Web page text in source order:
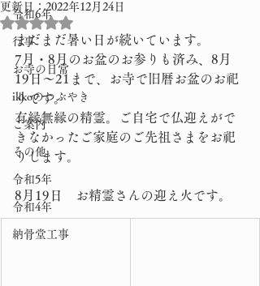
令和6年
行事
お寺の日常
ikkoのつぶやき
ご案内
その他
令和5年
令和4年
納骨堂工事
更新日：2022年12月24日
5つ星のうちNaNと評価されています。
まだまだ暑い日が続いています。
7月・8月のお盆のお参りも済み、8月
19日～21まで、お寺で旧暦お盆のお祀
りです。
有縁無縁の精霊。ご自宅で仏迎えがで
きなかったご家庭のご先祖さまをお祀
りします。
8月19日　お精霊さんの迎え火です。